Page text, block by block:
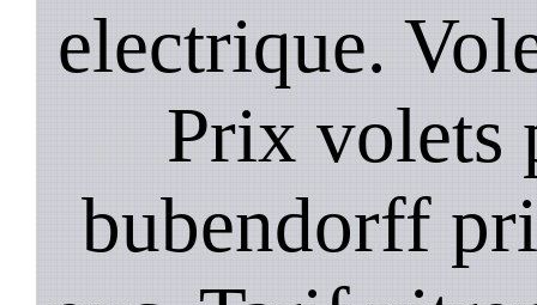
electrique.
Prix volets
bubendorff